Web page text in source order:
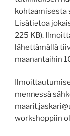
kohtaamisesta
Lisätietoa
225 KB).
lähettämällä
maanantaihin
mennessä
workshoppiin